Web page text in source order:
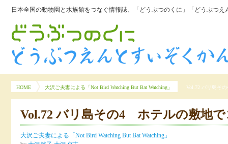
日本全国の動物園と水族館をつなぐ情報誌、「どうぶつのくに」「どうぶつえ
HOME 大沢ご夫妻による「Not Bird Watching But Bat Watching」 Vol.72 バリ島そ
Vol.72 バリ島その4 ホテルの敷地
大沢ご夫妻による「Not Bird Watching But Bat Watching」